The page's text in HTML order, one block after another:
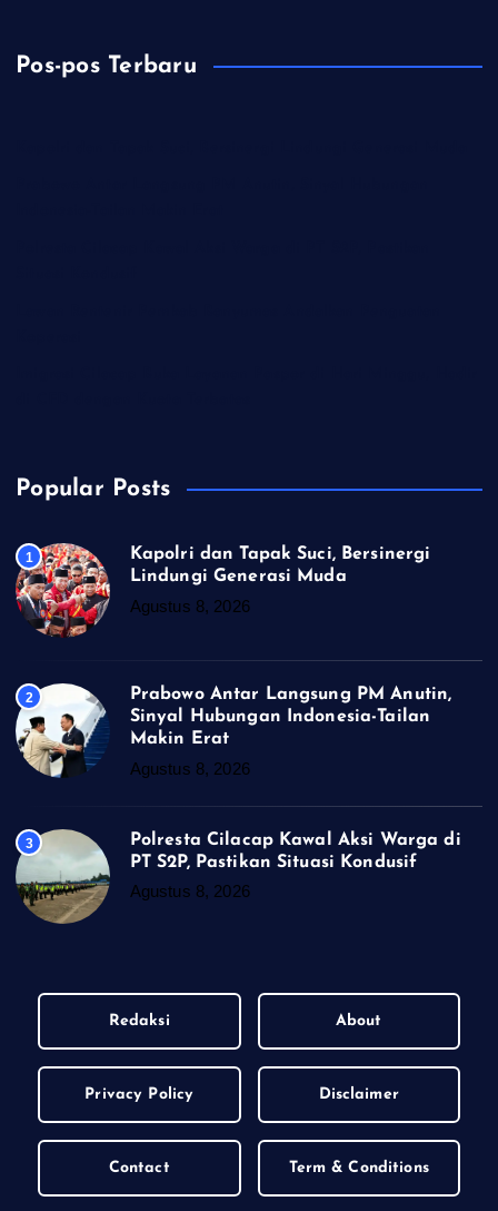
Pos-pos Terbaru
Popular Posts
1
Kapolri dan Tapak Suci, Bersinergi
Lindungi Generasi Muda
Agustus 8, 2026
2
Prabowo Antar Langsung PM Anutin,
Sinyal Hubungan Indonesia-Tailan
Makin Erat
Agustus 8, 2026
3
Polresta Cilacap Kawal Aksi Warga di
PT S2P, Pastikan Situasi Kondusif
Agustus 8, 2026
Redaksi About
Privacy Policy Disclaimer
Contact Term & Conditions